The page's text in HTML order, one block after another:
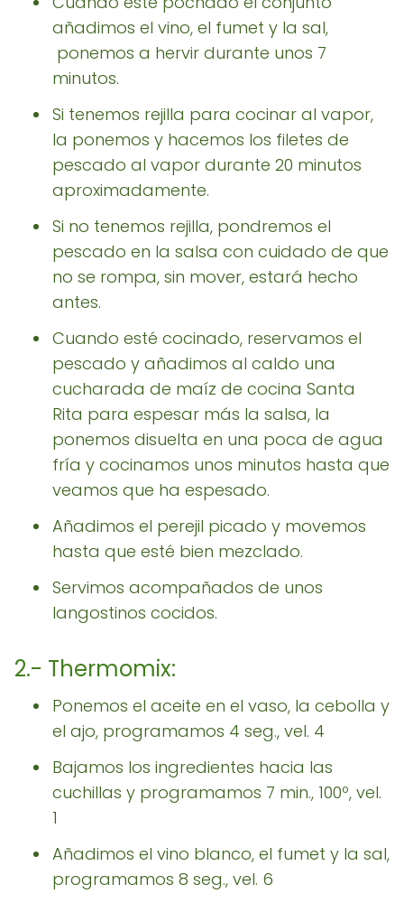
añadimos el vino, el fumet y la sal,
ponemos a hervir durante unos 7
minutos.
Si tenemos rejilla para cocinar al vapor,
la ponemos y hacemos los filetes de
pescado al vapor durante 20 minutos
aproximadamente.
Si no tenemos rejilla, pondremos el
pescado en la salsa con cuidado de que
no se rompa, sin mover, estará hecho
antes.
Cuando esté cocinado, reservamos el
pescado y añadimos al caldo una
cucharada de maíz de cocina Santa
Rita para espesar más la salsa, la
ponemos disuelta en una poca de agua
fría y cocinamos unos minutos hasta que
veamos que ha espesado.
Añadimos el perejil picado y movemos
hasta que esté bien mezclado.
Servimos acompañados de unos
langostinos cocidos.
2.- Thermomix:
Ponemos el aceite en el vaso, la cebolla y
el ajo, programamos 4 seg., vel. 4
Bajamos los ingredientes hacia las
cuchillas y programamos 7 min., 100º, vel.
1
Añadimos el vino blanco, el fumet y la sal,
programamos 8 seg., vel. 6